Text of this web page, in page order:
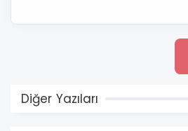
Diğer Yazıları